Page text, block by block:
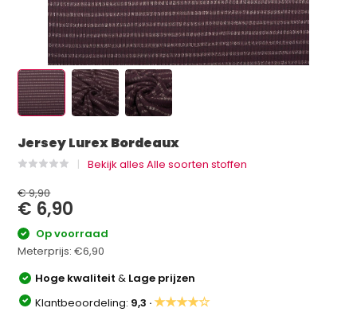
Jersey Lurex Bordeaux
Bekijk alles Alle soorten stoffen
€ 9,90
€ 6,90
Op voorraad
Meterprijs:€6,90
Hoge kwaliteit& Lage prijzen
Klantbeoordeling: 9,3 ·★★★★☆